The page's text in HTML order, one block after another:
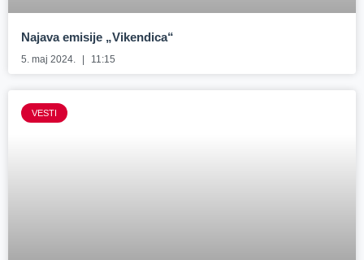
Najava emisije „Vikendica“
5. maj 2024. 11:15
VESTI